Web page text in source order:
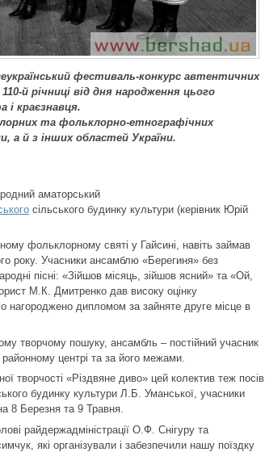
фестиваль-конкурс автентичних
й річниці від дня народження цього
і краєзнавця.
та фольклорно-етнографічних
а й з інших областей України.
аматорський
сільського будинку культури (керівник Юрій
фольклорному святі у Гайсині, навіть займав
року. Учасники ансамблю «Берегиня» без
пісні: «Зійшов місяць, зійшов ясний» та «Ой,
М.К. Дмитренко дав високу оцінку
нагороджено дипломом за зайняте друге місце в
творчому пошуку, ансамбль – постійний учасник
центрі та за його межами.
творчості «Різдвяне диво» цей колектив теж посів
будинку культури Л.Б. Уманської, учасники
8 Березня та 9 Травня.
райдержадміністрації О.Ф. Снігуру та
які організували і забезпечили нашу поїздку